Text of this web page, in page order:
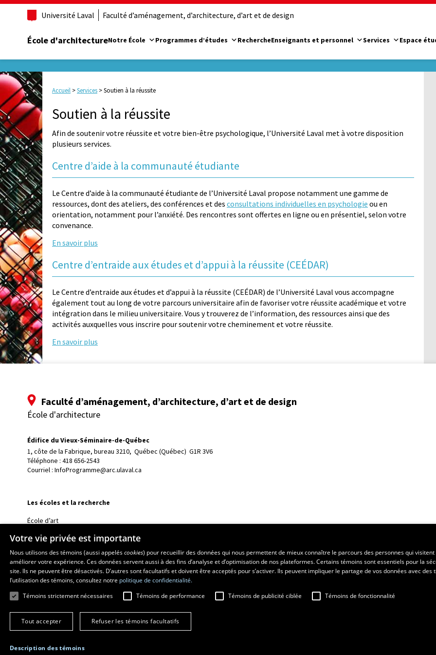
Université Laval Faculté d’aménagement, d’architecture, d’art et de design
École d'architectureNotre École Programmes d’études RechercheEnseignants et personnel Services Espace
Accueil >Services >Soutien à la réussite
Soutien à la réussite
Afin de soutenir votre réussite et votre bien-être psychologique, l’Université Laval met à votre disposition
plusieurs services.
Centre d’aide à la communauté étudiante
Le Centre d’aide à la communauté étudiante de l’Université Laval propose notamment une gamme de
ressources, dont des ateliers, des conférences et des consultations individuelles en psychologie ou en
orientation, notamment pour l’anxiété. Des rencontres sont offertes en ligne ou en présentiel, selon votre
convenance.
En savoir plus
Centre d’entraide aux études et d’appui à la réussite (CEÉDAR)
Le Centre d’entraide aux études et d’appui à la réussite (CEÉDAR) de l’Université Laval vous accompagne
également tout au long de votre parcours universitaire afin de favoriser votre réussite académique et votre
intégration dans le milieu universitaire. Vous y trouverez de l’information, des ressources ainsi que des
activités auxquelles vous inscrire pour soutenir votre cheminement et votre réussite.
En savoir plus
Faculté d’aménagement, d’architecture, d’art et de design
École d'architecture
Édifice du Vieux-Séminaire-de-Québec
1, côte de la Fabrique, bureau 3210, Québec (Québec)  G1R 3V6
Téléphone : 418 656-2543
Courriel : InfoProgramme@arc.ulaval.ca
Les écoles et la recherche
École d’art
École de design
Centre de recherche en aménagement et développement
© 2026 Université Laval
Votre vie privée est importante
Nous utilisons des témoins (aussi appeléscookies) pour recueillir des données qui nous permettent de mieux connaître le parcours des personnes qui
améliorer votre expérience. Ces données servent aussi à des fins d’analyse et d’optimisation de nos plateformes. Certains témoins sont essentiels pour la
site. Ils ne peuvent être désactivés. D’autres sont facultatifs et doivent être acceptés pour s’activer. Ils peuvent impliquer le partage de vos données avec des
l’utilisation des témoins, consultez notre politique de confidentialité.
Témoins strictement nécessaires
Témoins de performance Témoins de publicité ciblée Témoins de fonctionnalité
Tout accepter Refuser les témoins facultatifs
Description des témoins